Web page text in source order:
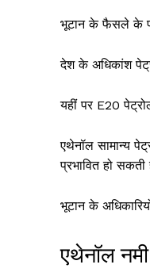
भूटान के फैसले के
देश के अधिकांश
यहीं पर E20
एथेनॉल सामान्य
प्रभावित हो सकती
भूटान के
एथेनॉल